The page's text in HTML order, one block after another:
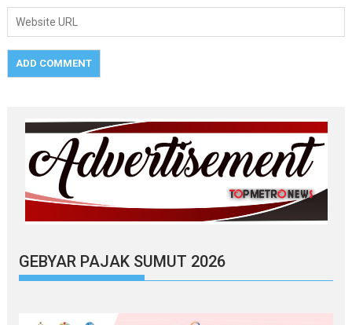
GEBYAR PAJAK SUMUT 2026